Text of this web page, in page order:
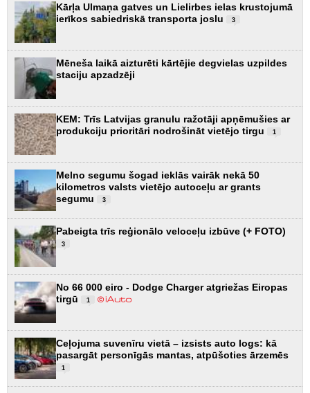
Kārļa Ulmaņa gatves un Lielirbes ielas krustojumā
ierīkos sabiedriskā transporta joslu
3
Mēneša laikā aizturēti kārtējie degvielas uzpildes
staciju apzadzēji
KEM: Trīs Latvijas granulu ražotāji apņēmušies ar
produkciju prioritāri nodrošināt vietējo tirgu
1
Melno segumu šogad ieklās vairāk nekā 50
kilometros valsts vietējo autoceļu ar grants
segumu
3
Pabeigta trīs reģionālo veloceļu izbūve (+ FOTO)
3
No 66 000 eiro - Dodge Charger atgriežas Eiropas
tirgū
1
Ceļojuma suvenīru vietā – izsists auto logs: kā
pasargāt personīgās mantas, atpūšoties ārzemēs
1